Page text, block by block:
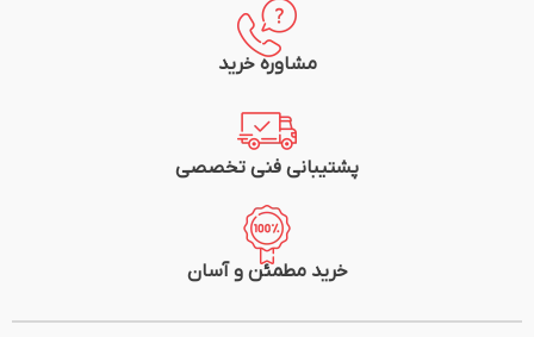
مشاوره خرید
پشتیبانی فنی تخصصی
خرید مطمئن و آسان